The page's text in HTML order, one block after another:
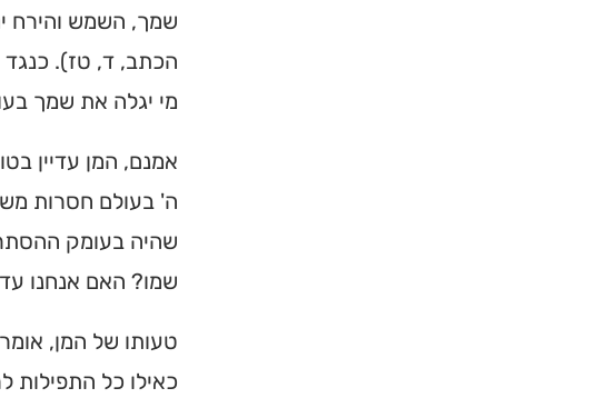
שמך, השמש והירח
הכתב, ד, טז). כנגד
מי יגלה את שמך
אמנם, המן עדיין
ה' בעולם חסרות
שהיה בעומק
שמו? האם אנחנו
טעותו של המן,
כאילו כל התפילות